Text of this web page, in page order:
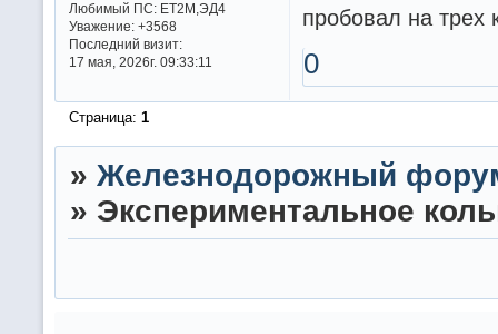
Любимый ПС:ET2M,ЭД4
Уважение: +3568
Последний визит:
17 мая, 2026г. 09:33:11
пробовал на трех
0
Страница: 1
» Железнодорожный
» Экспериментальное